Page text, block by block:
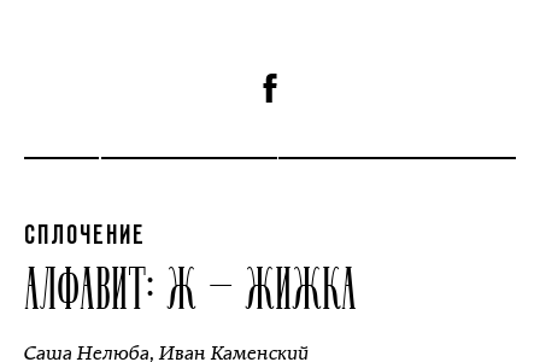
СПЛОЧЕНИЕ
АЛФАВИТ: Ж — ЖИЖКА
Саша Нелюба,Иван Каменский